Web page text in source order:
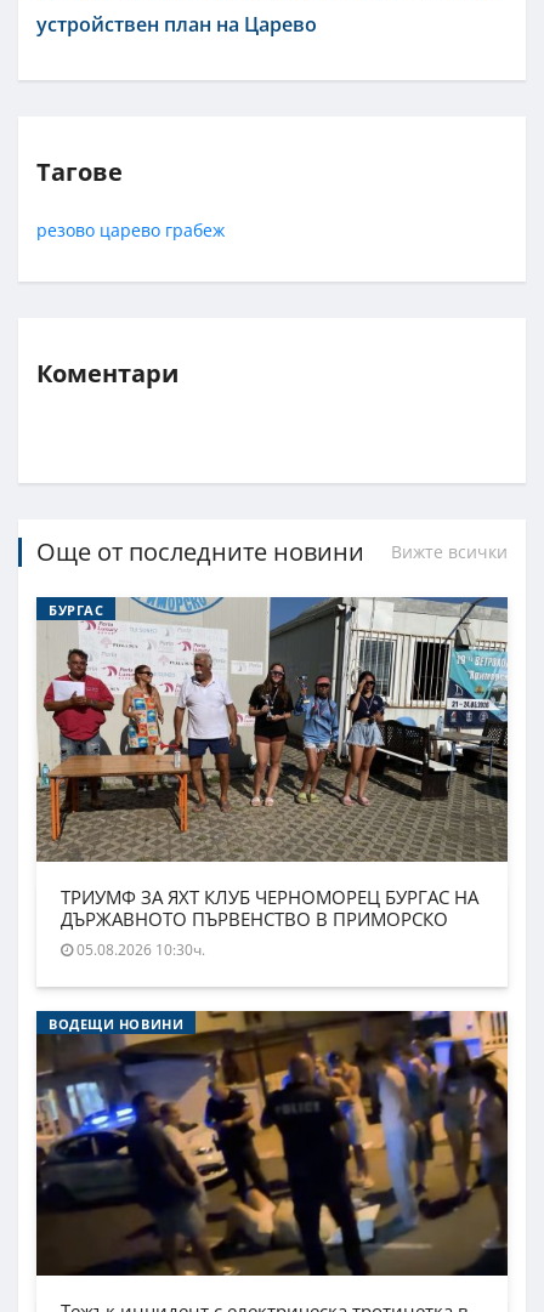
устройствен план на Царево
Тагове
резово царево грабеж
Коментари
Още от последните новини Вижте всички
БУРГАС
ТРИУМФ ЗА ЯХТ КЛУБ ЧЕРНОМОРЕЦ БУРГАС НА
ДЪРЖАВНОТО ПЪРВЕНСТВО В ПРИМОРСКО
05.08.2026 10:30ч.
ВОДЕЩИ НОВИНИ